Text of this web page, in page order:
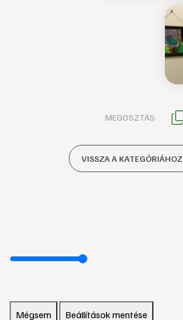
MEGOSZTÁS:
VISSZA A KATEGÓRIÁHOZ
Mégsem Beállítások mentése